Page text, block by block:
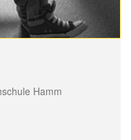
Hamm